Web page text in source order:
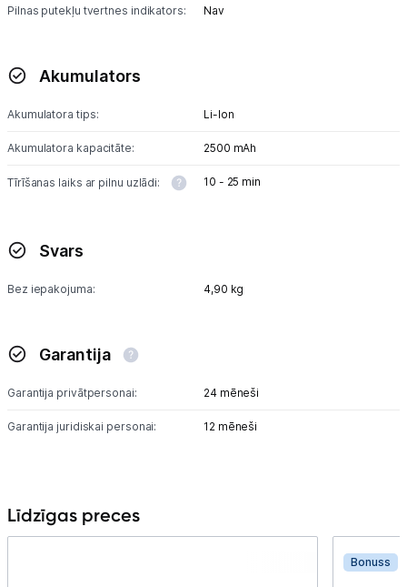
Pilnas putekļu tvertnes indikators: Nav
Akumulators
Akumulatora tips: Li-lon
Akumulatora kapacitāte: 2500 mAh
Tīrīšanas laiks ar pilnu uzlādi: 10 - 25 min
Svars
Bez iepakojuma: 4,90 kg
Garantija
Garantija privātpersonai: 24 mēneši
Garantija juridiskai personai: 12 mēneši
Līdzīgas preces
Bonuss